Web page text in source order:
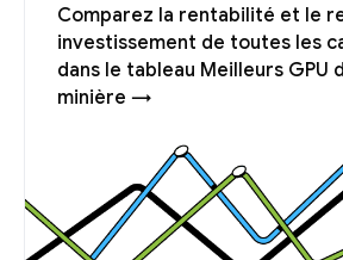
Comparez la rentabilité et le
investissement de toutes les
dans le tableau Meilleurs GPU
minière →